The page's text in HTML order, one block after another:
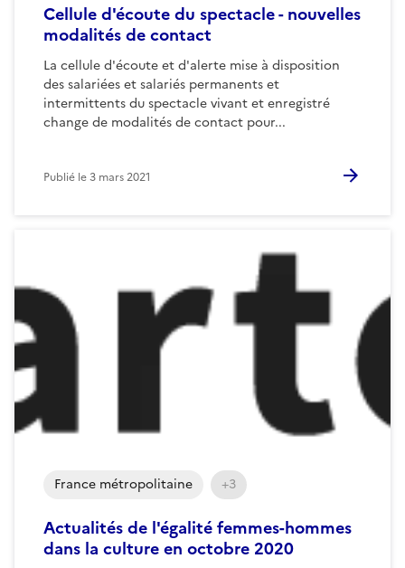
Cellule d'écoute du spectacle - nouvelles
modalités de contact
La cellule d'écoute et d'alerte mise à disposition
des salariées et salariés permanents et
intermittents du spectacle vivant et enregistré
change de modalités de contact pour...
Publié le3 mars 2021
Actualités de l'égalité femmes-hommes
dans la culture en octobre 2020
France métropolitaine +3